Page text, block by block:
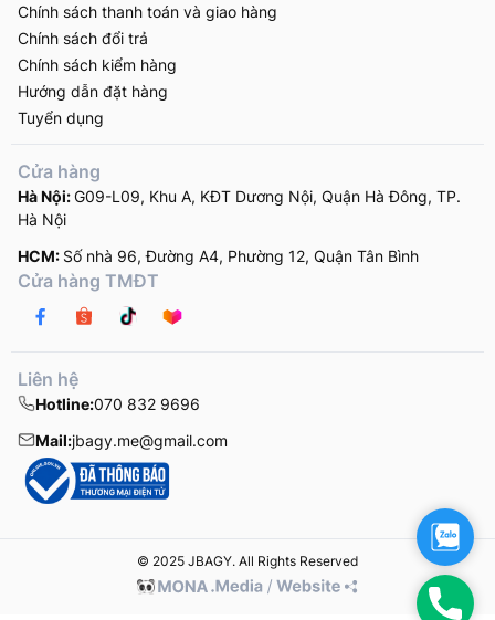
Liên hệ
Hotline:070 832 9696
Mail:jbagy.me@gmail.com
Cửa hàng
Hà Nội:G09-L09, Khu A, KĐT Dương Nội, Quận Hà Đông, TP.
Hà Nội
HCM: Số nhà 96, Đường A4, Phường 12, Quận Tân Bình
Cửa hàng TMĐT
Chính sách thanh toán và giao hàng
Chính sách đổi trả
Chính sách kiểm hàng
Hướng dẫn đặt hàng
Tuyển dụng
© 2025 JBAGY. All Rights Reserved
Zalo